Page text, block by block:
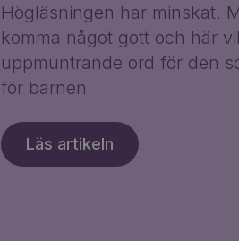
Högläsningen har minskat.
komma något gott och här
uppmuntrande ord för den
för barnen
Läs artikeln